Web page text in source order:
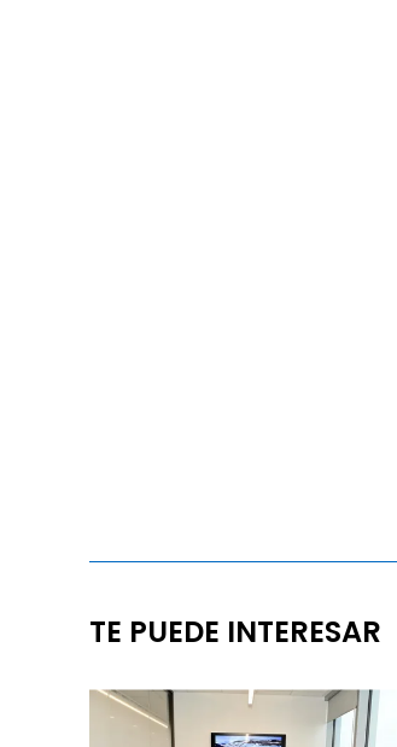
TE PUEDE INTERESAR